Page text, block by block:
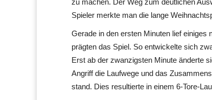
zu machen. Der Weg zum deutlichen
Spieler merkte man die lange
Gerade in den ersten Minuten lief einiges
prägten das Spiel. So entwickelte sich
Erst ab der zwanzigsten Minute änderte
Angriff die Laufwege und das
stand. Dies resultierte in einem 6-Tore-